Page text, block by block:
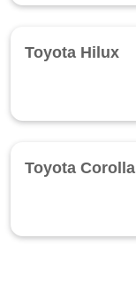
Toyota Hilux
Toyota Corolla